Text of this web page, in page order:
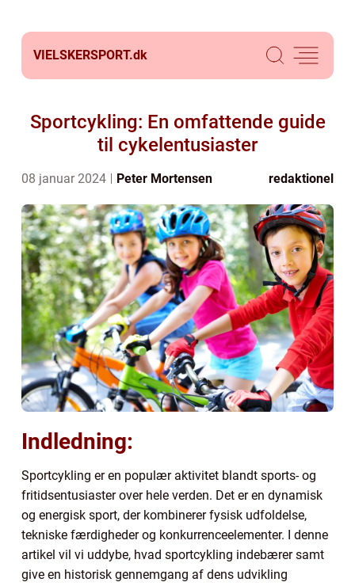
VIELSKERSPORT.dk
Sportcykling: En omfattende guide
til cykelentusiaster
08 januar 2024 Peter Mortensen redaktionel
Indledning:
Sportcykling er en populær aktivitet blandt sports- og
fritidsentusiaster over hele verden. Det er en dynamisk
og energisk sport, der kombinerer fysisk udfoldelse,
tekniske færdigheder og konkurrenceelementer. I denne
artikel vil vi uddybe, hvad sportcykling indebærer samt
give en historisk gennemgang af dens udvikling